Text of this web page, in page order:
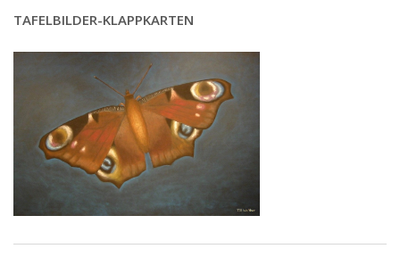
TAFELBILDER-KLAPPKARTEN